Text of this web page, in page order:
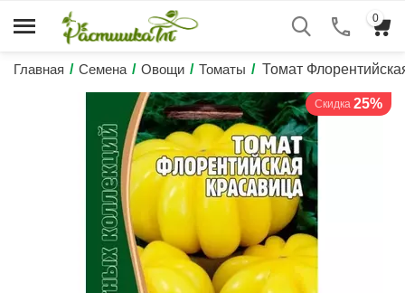
0
Главная / Семена / Овощи / Томаты / Томат
Скидка 25%